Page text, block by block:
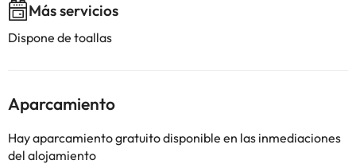
Más servicios
Dispone de toallas
Aparcamiento
Hay aparcamiento gratuito disponible en las inmediaciones
del alojamiento